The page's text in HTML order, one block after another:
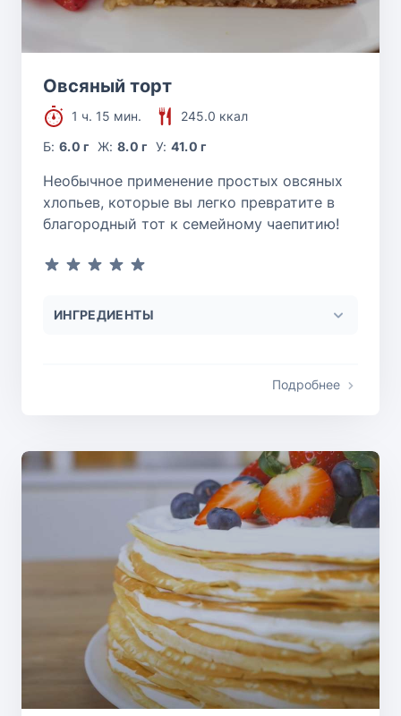
Овсяный торт
1 ч. 15 мин.
245.0 ккал
Б:6.0 г Ж: 8.0 г У: 41.0 г
Необычное применение простых овсяных
хлопьев, которые вы легко превратите в
благородный тот к семейному чаепитию!
ИНГРЕДИЕНТЫ
Подробнее